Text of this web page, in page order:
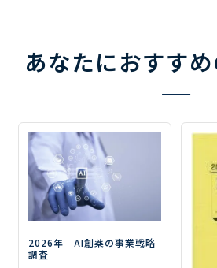
あなたにおすす
2026年 AI創薬の事業戦略
調査